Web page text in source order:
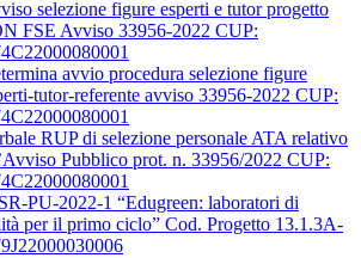
selezione figure esperti e tutor progetto
FSE Avviso 33956-2022 CUP:
avvio procedura selezione figure
tutor-referente avviso 33956-2022 CUP:
RUP di selezione personale ATA relativo
Pubblico prot. n. 33956/2022 CUP:
PU-2022-1 “Edugreen: laboratori di
per il primo ciclo” Cod. Progetto 13.1.3A-